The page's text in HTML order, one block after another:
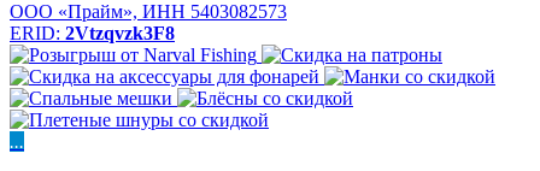
ООО «Прайм», ИНН 5403082573
ERID: 2Vtzqvzk3F8
...